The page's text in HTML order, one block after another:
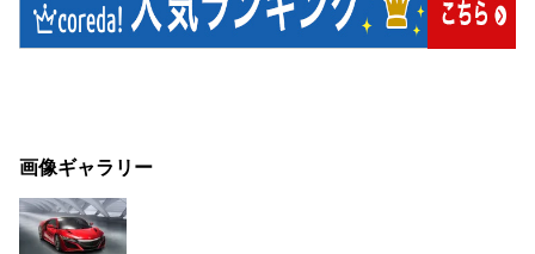
画像ギャラリー